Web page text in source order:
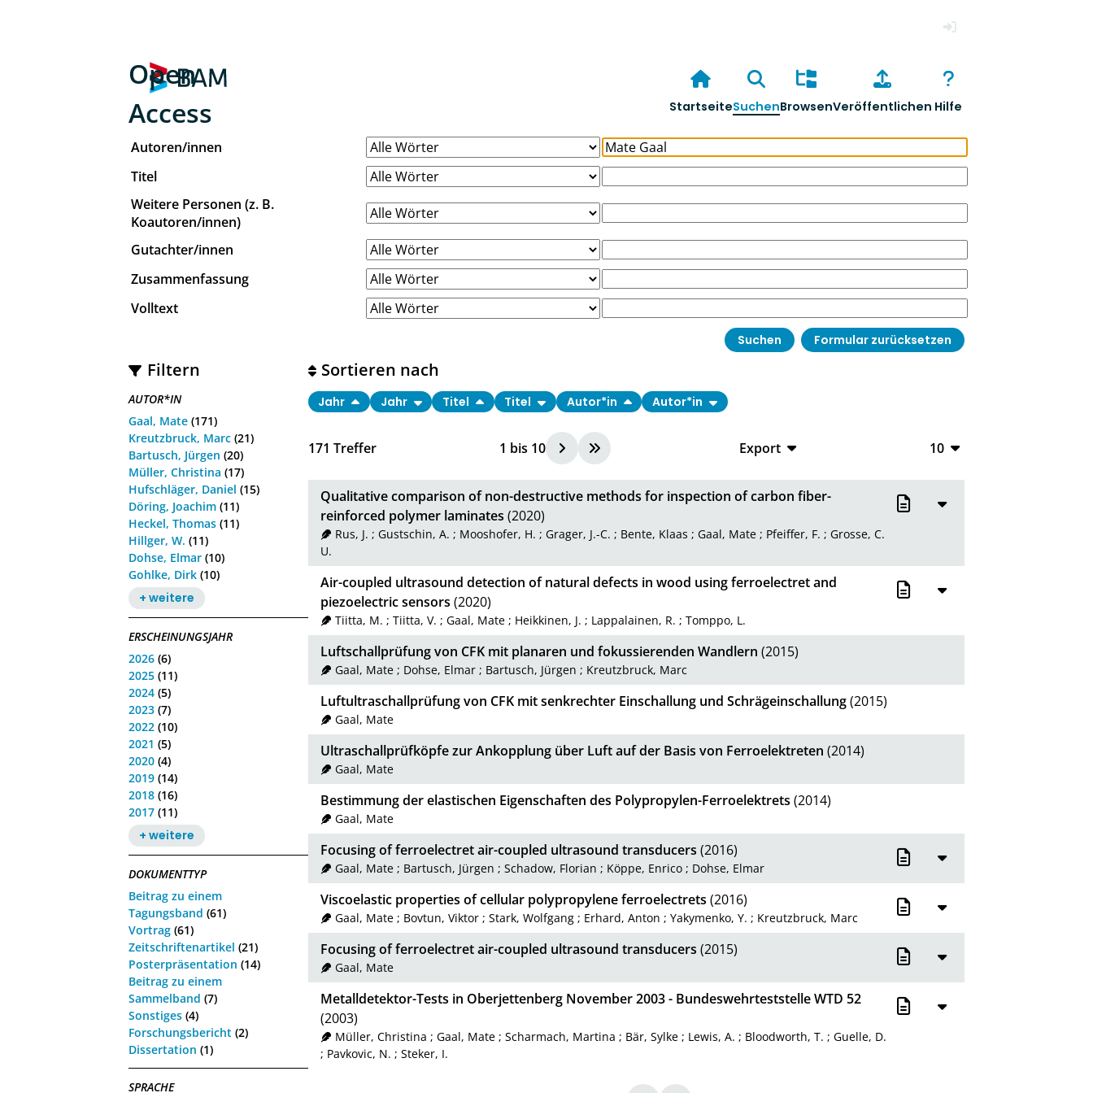
Open
Access
StartseiteSuchenBrowsenVeröffentlichen Hilfe
Autoren/innen
Titel
Weitere Personen (z. B.
Koautoren/innen)
Gutachter/innen
Zusammenfassung
Volltext
Filtern
AUTOR*IN
Gaal, Mate (171)
Kreutzbruck, Marc (21)
Bartusch, Jürgen (20)
Müller, Christina (17)
Hufschläger, Daniel (15)
Döring, Joachim (11)
Heckel, Thomas (11)
Hillger, W. (11)
Dohse, Elmar (10)
Gohlke, Dirk (10)
+ weitere
ERSCHEINUNGSJAHR
2026 (6)
2025 (11)
2024 (5)
2023 (7)
2022 (10)
2021 (5)
2020 (4)
2019 (14)
2018 (16)
2017 (11)
+ weitere
DOKUMENTTYP
Beitrag zu einem
Tagungsband (61)
Vortrag (61)
Zeitschriftenartikel (21)
Posterpräsentation (14)
Beitrag zu einem
Sammelband (7)
Sonstiges (4)
Forschungsbericht (2)
Dissertation (1)
SPRACHE
171 Treffer 1 bis 10
Export
RIS
XML
10
20
100
Sortieren nach
Jahr Jahr Titel Titel Autor*in Autor*in
Qualitative comparison of non-destructive methods for inspection of carbon fiber-
reinforced polymer laminates (2020)
Rus, J. ; Gustschin, A. ; Mooshofer, H. ; Grager, J.-C. ; Bente, Klaas ; Gaal, Mate ; Pfeiffer, F. ; Grosse, C.
U.
Air-coupled ultrasound detection of natural defects in wood using ferroelectret and
piezoelectric sensors (2020)
Tiitta, M. ;Tiitta, V. ;Gaal, Mate ; Heikkinen, J. ; Lappalainen, R. ;Tomppo, L.
Luftschallprüfung von CFK mit planaren und fokussierenden Wandlern (2015)
Gaal, Mate ; Dohse, Elmar ; Bartusch, Jürgen ; Kreutzbruck, Marc
Luftultraschallprüfung von CFK mit senkrechter Einschallung und Schrägeinschallung(2015)
Gaal, Mate
Ultraschallprüfköpfe zur Ankopplung über Luft auf der Basis von Ferroelektreten (2014)
Gaal, Mate
Bestimmung der elastischen Eigenschaften des Polypropylen-Ferroelektrets (2014)
Gaal, Mate
Focusing of ferroelectret air-coupled ultrasound transducers (2016)
Gaal, Mate ; Bartusch, Jürgen ;Schadow, Florian ; Köppe, Enrico ; Dohse, Elmar
Viscoelastic properties of cellular polypropylene ferroelectrets (2016)
Gaal, Mate ; Bovtun, Viktor ;Stark, Wolfgang ; Erhard, Anton ;Yakymenko, Y. ; Kreutzbruck, Marc
Focusing of ferroelectret air-coupled ultrasound transducers (2015)
Gaal, Mate
Metalldetektor-Tests in Oberjettenberg November 2003 - Bundeswehrteststelle WTD 52
(2003)
Müller, Christina ;Gaal, Mate ;Scharmach, Martina ; Bär, Sylke ; Lewis, A. ; Bloodworth, T. ;Guelle, D.
; Pavkovic, N. ; Steker, I.